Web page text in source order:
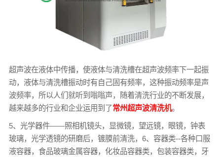
超声波在液体中传播，使液体与清洗槽在超声波频率下一起振
动，液体与清洗槽振动时有自己固有频率，这种振动频率是声
波频率，所以人们就听到嗡嗡声，随着清洗行业的不断发展，
越来越多的行业和企业运用到了常州超声波清洗机。
5、光学器件——照相机镜头，显微镜，望远镜，眼镜，钟表
玻璃，光学透镜的研磨后，镀膜前清洗，6、容器类--各种口服
液容器，食品玻璃金属容器，化妆品容器类，包装容器类，牙